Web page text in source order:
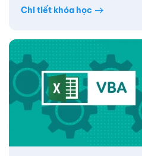
Chi tiết khóa học